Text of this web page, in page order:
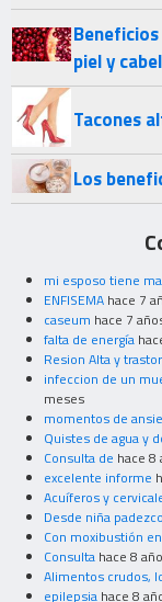
piel y
Tacones
Los
mi esposo tiene
ENFISEMA hace 7
caseum hace 7
falta de energía
Resion Alta y
infeccion de un
meses
momentos de
Quistes de agua y
Consulta de hace 8
excelente informe
Acuíferos y
Desde niña
Con moxibustión
Consulta hace 8
Alimentos crudos,
epilepsia hace 8